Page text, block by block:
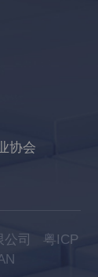
协会
公司粤ICP